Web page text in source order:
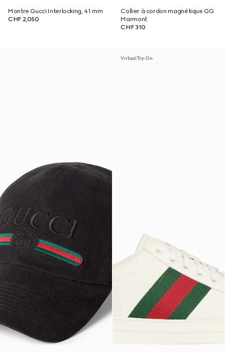
Montre Gucci Interlocking, 41 mm
CHF 2,050
Collier à cordon magnétique GG
Marmont
CHF 310
Virtual Try-On